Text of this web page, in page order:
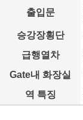
출입문
승강장횡단
급행열차
Gate내 화장실
역 특징